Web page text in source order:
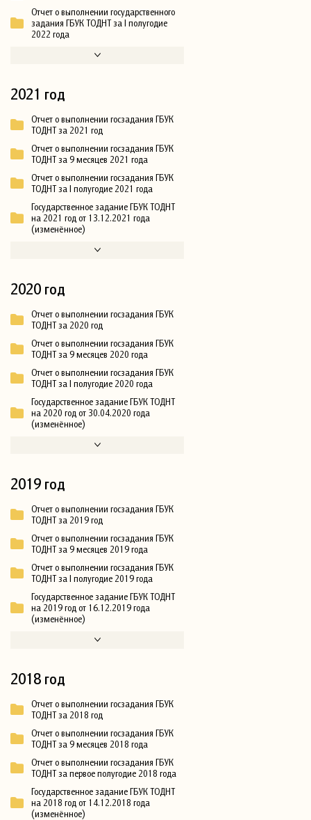
Отчет о выполнении государственного
задания ГБУК ТОДНТ за I полугодие
2022 года
2021 год
Отчет о выполнении госзадания ГБУК
ТОДНТ за 2021 год
Отчет о выполнении госзадания ГБУК
ТОДНТ за 9 месяцев 2021 года
Отчет о выполнении госзадания ГБУК
ТОДНТ за I полугодие 2021 года
Государственное задание ГБУК ТОДНТ
на 2021 год от 13.12.2021 года
(изменённое)
2020 год
Отчет о выполнении госзадания ГБУК
ТОДНТ за 2020 год
Отчет о выполнении госзадания ГБУК
ТОДНТ за 9 месяцев 2020 года
Отчет о выполнении госзадания ГБУК
ТОДНТ за I полугодие 2020 года
Государственное задание ГБУК ТОДНТ
на 2020 год от 30.04.2020 года
(изменённое)
2019 год
Отчет о выполнении госзадания ГБУК
ТОДНТ за 2019 год
Отчет о выполнении госзадания ГБУК
ТОДНТ за 9 месяцев 2019 года
Отчет о выполнении госзадания ГБУК
ТОДНТ за I полугодие 2019 года
Государственное задание ГБУК ТОДНТ
на 2019 год от 16.12.2019 года
(изменённое)
2018 год
Отчет о выполнении госзадания ГБУК
ТОДНТ за 2018 год
Отчет о выполнении госзадания ГБУК
ТОДНТ за 9 месяцев 2018 года
Отчет о выполнении госзадания ГБУК
ТОДНТ за первое полугодие 2018 года
Государственное задание ГБУК ТОДНТ
на 2018 год от 14.12.2018 года
(изменённое)